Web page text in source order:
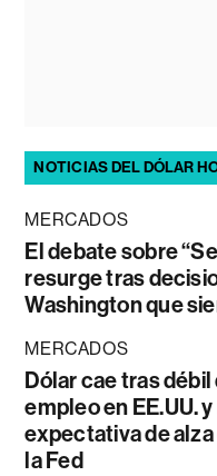
NOTICIAS DEL DÓLAR
MERCADOS
El debate sobre
resurge tras
Washington que
MERCADOS
Dólar cae tras débil
empleo en EE.UU.
expectativa de
la Fed